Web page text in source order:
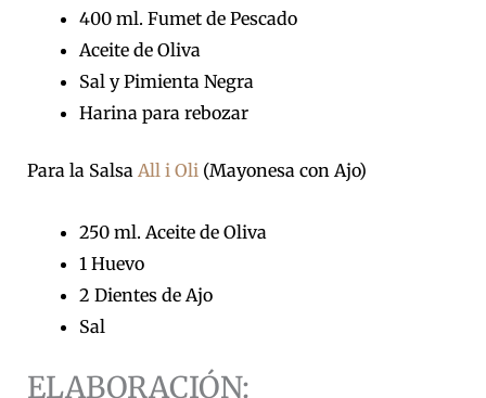
400 ml. Fumet de Pescado
Aceite de Oliva
Sal y Pimienta Negra
Harina para rebozar
Para la Salsa All i Oli (Mayonesa con Ajo)
250 ml. Aceite de Oliva
1 Huevo
2 Dientes de Ajo
Sal
ELABORACIÓN: